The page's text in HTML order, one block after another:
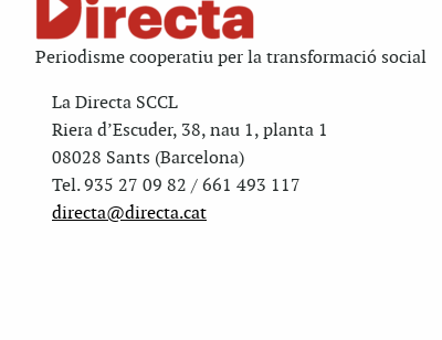
Periodisme cooperatiu per la transformació social
La Directa SCCL
Riera d’Escuder, 38, nau 1, planta 1
08028 Sants (Barcelona)
Tel. 935 27 09 82 / 661 493 117
directa@directa.cat